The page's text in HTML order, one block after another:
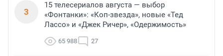
3
15 телесериалов августа — выбор
«Фонтанки»: «Коп-звезда», новые «Тед
Лассо» и «Джек Ричер», «Одержимость»
65 988 27